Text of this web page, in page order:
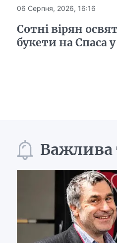
06 Серпня, 2026, 16:16
Сотні вірян
букети на Спаса
Важлива